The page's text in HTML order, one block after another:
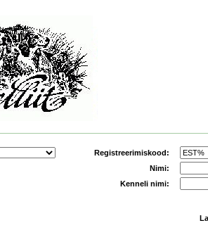
Registreerimiskood:
Nimi:
Kenneli nimi: